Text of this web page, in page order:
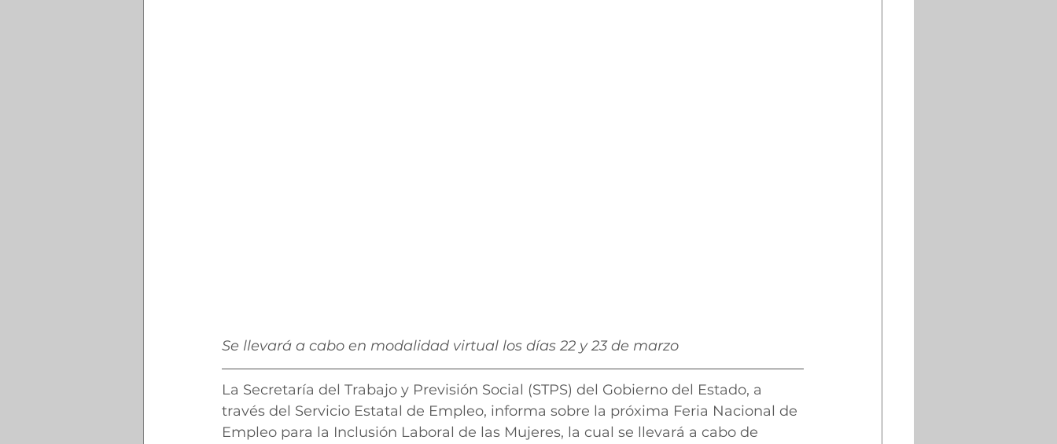
Se llevará a cabo en modalidad virtual los días 22 y 23 de marzo
La Secretaría del Trabajo y Previsión Social (STPS) del Gobierno del Estado, a
través del Servicio Estatal de Empleo, informa sobre la próxima Feria Nacional de
Empleo para la Inclusión Laboral de las Mujeres, la cual se llevará a cabo de